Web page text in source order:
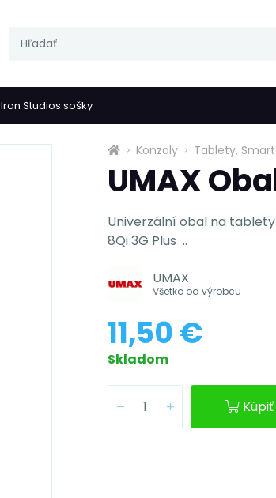
Iron Studios sošky
Konzoly Tablety,
UMAX
Univerzální obal na
8Qi 3G Plus ..
UMAX
Všetko od výrobcu
11,50 €
Skladom
Kúpiť